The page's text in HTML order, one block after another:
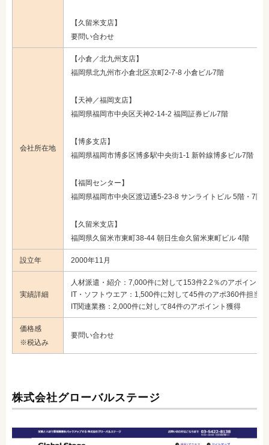
【久留米支店】
要問い合わせ
会社所在地
【小倉／北九州支店】
福岡県北九州市小倉北区京町2-7-8 小倉ビル7階
【天神／福岡支店】
福岡県福岡市中央区天神2-14-2 福岡証券ビル7階
【博多支店】
福岡県福岡市博多区博多駅中央街1-1 新幹線博多ビル7階
【福岡センター】
福岡県福岡市中央区渡辺通5-23-8 サンライトビル 5階・7階
【久留米支店】
福岡県久留米市東町38-44 朝日生命久留米東町ビル 4階
設立年 2000年11月
実績詳細
人材派遣・紹介：7,000件に対して153件2.2％のアポイント
IT・ソフトウエア：1,500件に対して45件のアポ360件担当
IT関連業務：2,000件に対して84件のアポイント獲得
価格感
※税込み
要問い合わせ
株式会社グローバルステージ